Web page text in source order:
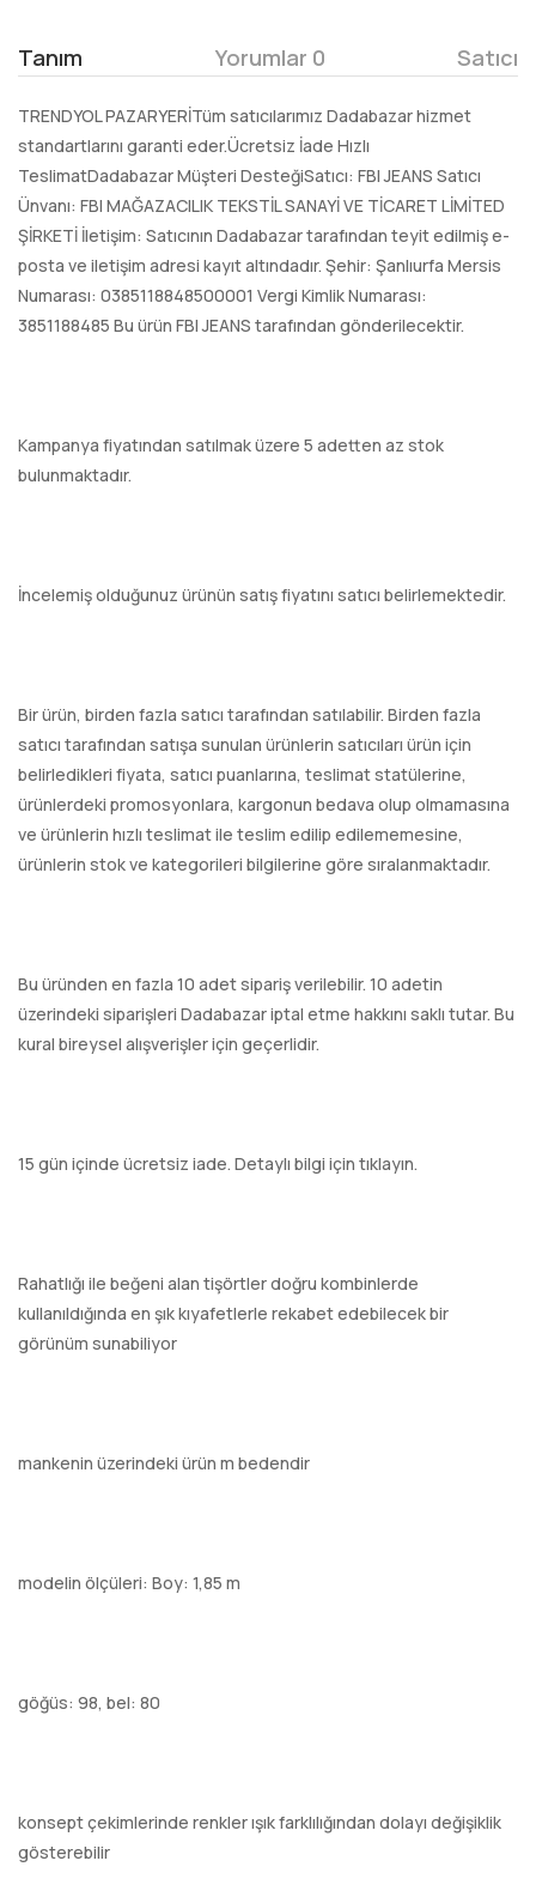
Tanım Yorumlar 0 Satıcı
TRENDYOL PAZARYERİTüm satıcılarımız Dadabazar hizmet
standartlarını garanti eder.Ücretsiz İade Hızlı
TeslimatDadabazar Müşteri DesteğiSatıcı: FBI JEANS Satıcı
Ünvanı: FBI MAĞAZACILIK TEKSTİL SANAYİ VE TİCARET LİMİTED
ŞİRKETİ İletişim: Satıcının Dadabazar tarafından teyit edilmiş e-
posta ve iletişim adresi kayıt altındadır. Şehir: Şanlıurfa Mersis
Numarası: 0385118848500001 Vergi Kimlik Numarası:
3851188485 Bu ürün FBI JEANS tarafından gönderilecektir.
Kampanya fiyatından satılmak üzere 5 adetten az stok
bulunmaktadır.
İncelemiş olduğunuz ürünün satış fiyatını satıcı belirlemektedir.
Bir ürün, birden fazla satıcı tarafından satılabilir. Birden fazla
satıcı tarafından satışa sunulan ürünlerin satıcıları ürün için
belirledikleri fiyata, satıcı puanlarına, teslimat statülerine,
ürünlerdeki promosyonlara, kargonun bedava olup olmamasına
ve ürünlerin hızlı teslimat ile teslim edilip edilememesine,
ürünlerin stok ve kategorileri bilgilerine göre sıralanmaktadır.
Bu üründen en fazla 10 adet sipariş verilebilir. 10 adetin
üzerindeki siparişleri Dadabazar iptal etme hakkını saklı tutar. Bu
kural bireysel alışverişler için geçerlidir.
15 gün içinde ücretsiz iade. Detaylı bilgi için tıklayın.
Rahatlığı ile beğeni alan tişörtler doğru kombinlerde
kullanıldığında en şık kıyafetlerle rekabet edebilecek bir
görünüm sunabiliyor
mankenin üzerindeki ürün m bedendir
modelin ölçüleri: Boy: 1,85 m
göğüs: 98, bel: 80
konsept çekimlerinde renkler ışık farklılığından dolayı değişiklik
gösterebilir